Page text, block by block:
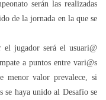
serán las realizadas
de la jornada en la que se
jugador será el usuari@
a puntos entre vari@s
menor valor prevalece, si
se haya unido al Desafío se